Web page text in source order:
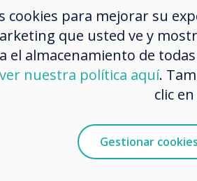
Manojo:
​​​​​​​SedaoLive
ImageFlyer
Proyecto QuickChange
Reproductores
Características
Es extremadamente
cookies para mejorar su
que usted ve y
el almacenamiento de
ver nuestra política aquí.
clic
Gestionar cookies
de nuestros
teléfono o
en cualquier
cómo
y cómo nos